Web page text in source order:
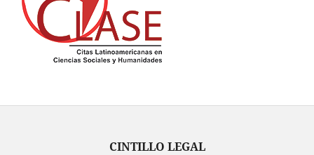
CINTILLO LEGAL